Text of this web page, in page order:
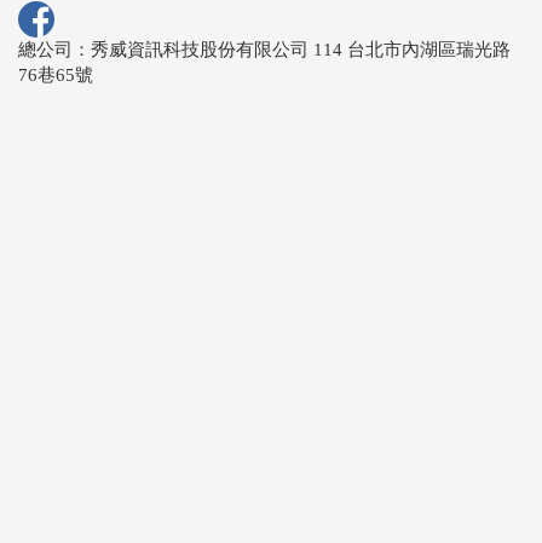
總公司：秀威資訊科技股份有限公司 114 台北市內湖區瑞光路
76巷65號